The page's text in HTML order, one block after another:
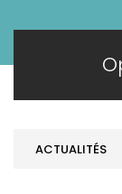
ACTUALITÉS